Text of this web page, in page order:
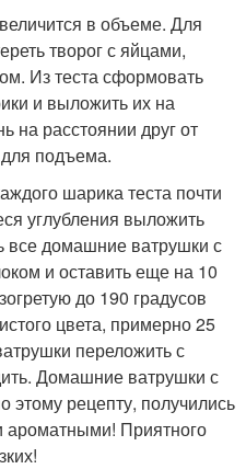
в объеме. Для
творог с яйцами,
Из теста сформовать
и выложить их на
на расстоянии друг от
подъема.
шарика теста почти
углубления выложить
все домашние ватрушки с
и оставить еще на 10
до 190 градусов
цвета, примерно 25
переложить с
Домашние ватрушки с
этому рецепту, получились
Приятного